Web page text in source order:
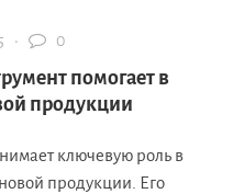
· 0
помогает в
продукции
ключевую роль в
продукции. Его